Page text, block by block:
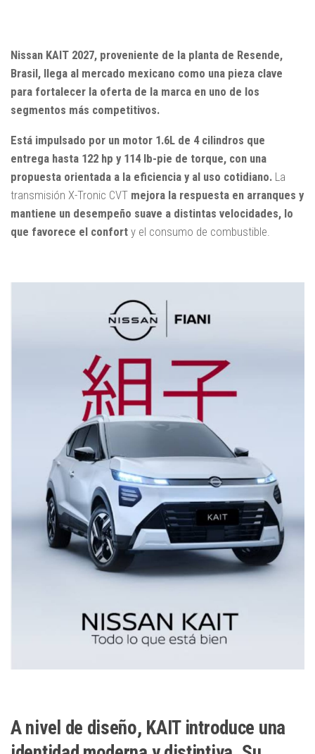
Nissan KAIT 2027, proveniente de la planta de Resende,
Brasil, llega al mercado mexicano como una pieza clave
para fortalecer la oferta de la marca en uno de los
segmentos más competitivos.
Está impulsado por un motor 1.6L de 4 cilindros que
entrega hasta 122 hp y 114 lb-pie de torque, con una
propuesta orientada a la eficiencia y al uso cotidiano. La
transmisión X-Tronic CVT mejora la respuesta en arranques y
mantiene un desempeño suave a distintas velocidades, lo
que favorece el confort y el consumo de combustible.
A nivel de diseño, KAIT introduce una